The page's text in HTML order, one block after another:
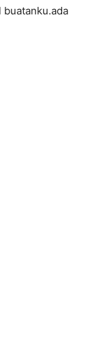
buatanku.ada